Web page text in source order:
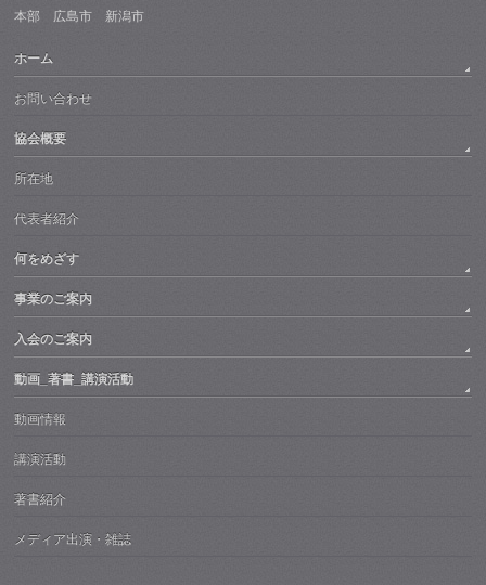
本部 広島市 新潟市
ホーム
お問い合わせ
協会概要
所在地
代表者紹介
何をめざす
事業のご案内
入会のご案内
動画_著書_講演活動
動画情報
講演活動
著書紹介
メディア出演・雑誌